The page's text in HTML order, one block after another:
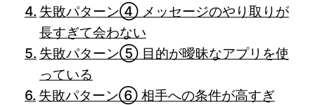
失敗パターン④ メッセージのやり取りが
長すぎて会わない
失敗パターン⑤ 目的が曖昧なアプリを使
っている
失敗パターン⑥ 相手への条件が高すぎ